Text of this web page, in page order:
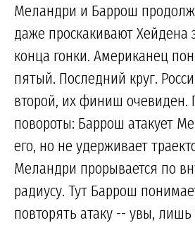
Меландри и Баррош
даже проскакивают Хейдена
конца гонки. Американец
пятый. Последний круг.
второй, их финиш очевиден.
повороты: Баррош атакует
его, но не удерживает
Меландри прорывается по
радиусу. Тут Баррош
повторять атаку -- увы,